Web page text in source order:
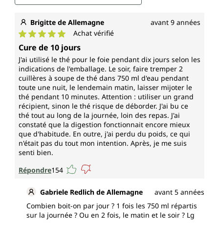
Brigitte de Allemagne avant 9 années
Note moyenne de 5 sur 5 étoiles
Achat vérifié
Cure de 10 jours
J'ai utilisé le thé pour le foie pendant dix jours selon les
indications de l'emballage. Le soir, faire tremper 2
cuillères à soupe de thé dans 750 ml d'eau pendant
toute une nuit, le lendemain matin, laisser mijoter le
thé pendant 10 minutes. Attention : utiliser un grand
récipient, sinon le thé risque de déborder. J'ai bu ce
thé tout au long de la journée, loin des repas. J'ai
constaté que la digestion fonctionnait encore mieux
que d'habitude. En outre, j'ai perdu du poids, ce qui
n'était pas du tout mon intention. Après, je me suis
senti bien.
Répondre154
Gabriele Redlich de Allemagne
avant 5 années
Combien boit-on par jour ? 1 fois les 750 ml répartis
sur la journée ? Ou en 2 fois, le matin et le soir ? Lg